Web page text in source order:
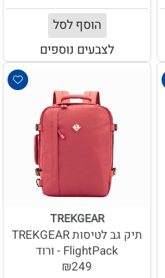
הוסף לסל
לצבעים נוספים
TREKGEAR
תיק גב לטיסות TREKGEAR
FlightPack - ורוד
₪249